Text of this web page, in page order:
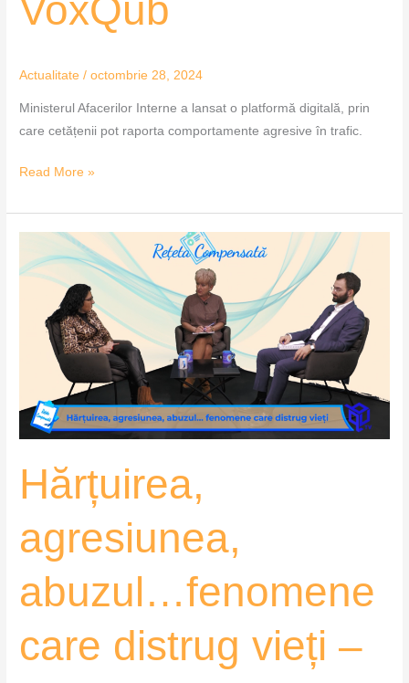
VoxQub
Actualitate /octombrie 28, 2024
Ministerul Afacerilor Interne a lansat o platformă digitală, prin
care cetățenii pot raporta comportamente agresive în trafic.
Read More »
Hărțuirea,
agresiunea,
abuzul…fenomene
care distrug vieți –
Hărțuirea,
agresiunea,
abuzul…
fenomene
distrug
Rețeta